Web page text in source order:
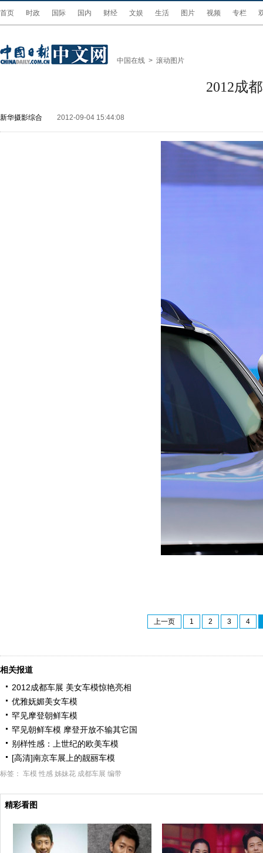
首页 时政 国际 国内 财经 文娱 生活 图片 视频 专栏
中国在线 > 滚动图片
2012成
新华摄影综合 2012-09-04 15:44:08
上一页 1 2 3 4
相关报道
2012成都车展 美女车模惊艳亮相
优雅妩媚美女车模
罕见摩登朝鲜车模
罕见朝鲜车模 摩登开放不输其它国
别样性感：上世纪的欧美车模
[高清]南京车展上的靓丽车模
标签： 车模 性感 姊妹花 成都车展 编带
精彩看图